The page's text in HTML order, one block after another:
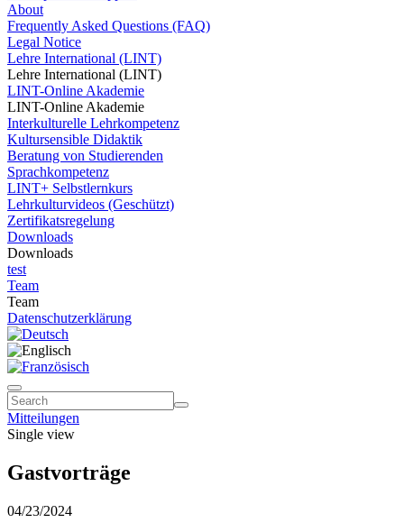
About
Frequently Asked Questions (FAQ)
Legal Notice
Lehre International (LINT)
Lehre International (LINT)
LINT-Online Akademie
LINT-Online Akademie
Interkulturelle Lehrkompetenz
Kultursensible Didaktik
Beratung von Studierenden
Sprachkompetenz
LINT+ Selbstlernkurs
Lehrkulturvideos (Geschützt)
Zertifikatsregelung
Downloads
Downloads
test
Team
Team
Datenschutzerklärung
Mitteilungen
Single view
Gastvorträge
04/23/2024